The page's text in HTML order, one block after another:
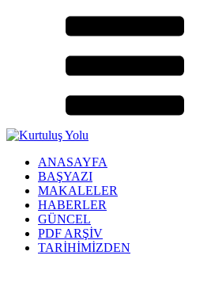
ANASAYFA
BAŞYAZI
MAKALELER
HABERLER
GÜNCEL
PDF ARŞİV
TARİHİMİZDEN